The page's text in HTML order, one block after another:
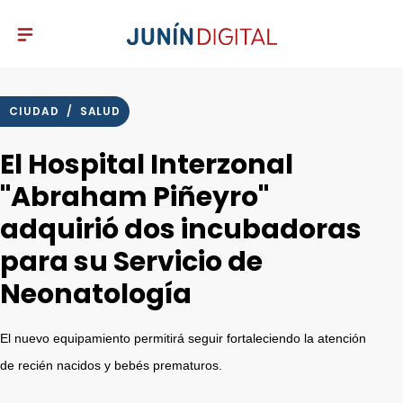
CIUDAD / SALUD
El Hospital Interzonal
"Abraham Piñeyro"
adquirió dos incubadoras
para su Servicio de
Neonatología
El nuevo equipamiento permitirá seguir fortaleciendo la atención
de recién nacidos y bebés prematuros.